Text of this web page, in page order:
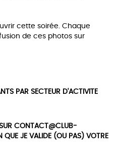
cette soirée. Chaque
de ces photos sur
PAR SECTEUR D'ACTIVITE
SUR CONTACT@CLUB-
QUE JE VALIDE (OU PAS) VOTRE